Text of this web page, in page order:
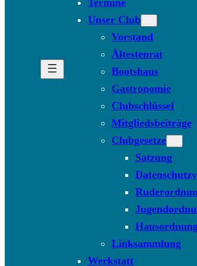
Unser Club
Vorstand
Ältestenrat
Bootshaus
Gastronomie
Clubschlüssel
Mitgliedsbeiträge
Clubgesetze
Satzung
Linksammlung
Werkstatt